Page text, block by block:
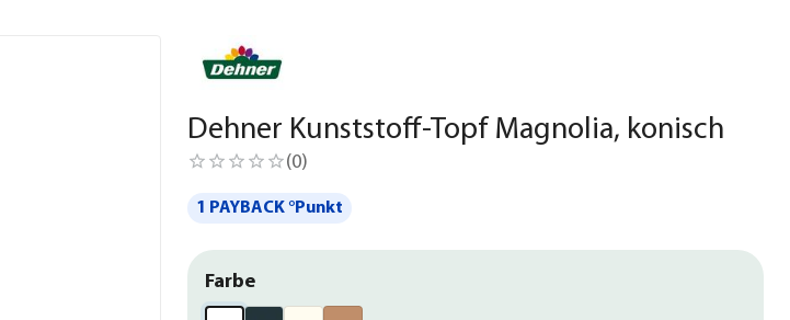
Dehner Kunststoff-Topf Magnolia, konisch
(0)
1 PAYBACK °Punkt
Farbe